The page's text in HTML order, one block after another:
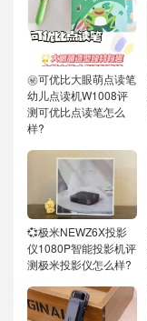
㊙️可优比大眼萌点读笔
幼儿点读机W1008评
测可优比点读笔怎么
样?
💞极米NEWZ6X投影
仪1080P智能投影机评
测极米投影仪怎么样?